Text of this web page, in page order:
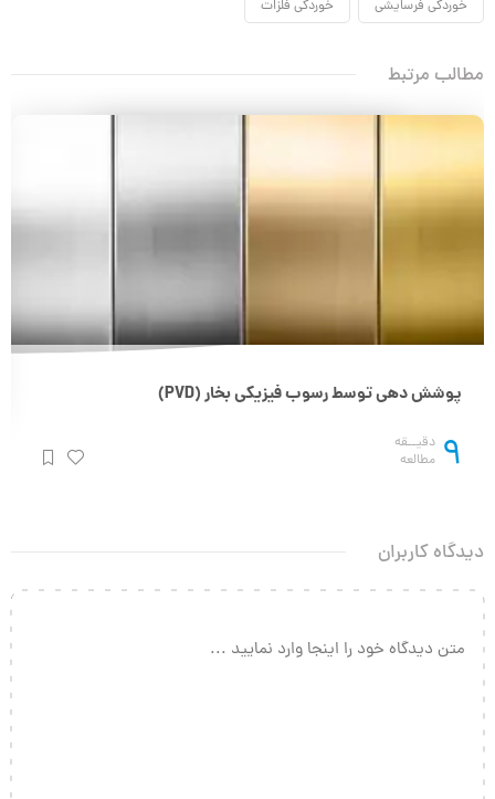
خوردگی فرسایشی خوردگی فلزات
مطالب مرتبط
پوشش دهی توسط رسوب فیزیکی بخار (PVD)
9 دقیــقه
مطالعه
دیدگاه کاربران